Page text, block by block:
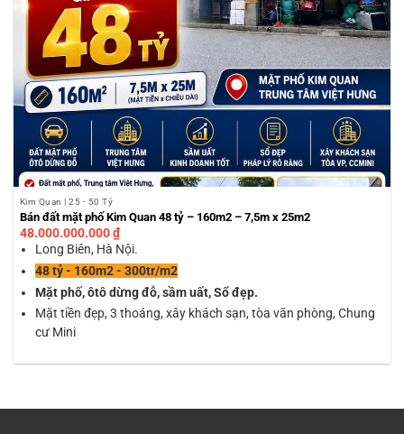
Kim Quan | 25 - 50 Tỷ
Bán đất mặt phố Kim Quan 48 tỷ – 160m2 – 7,5m x 25m2
48.000.000.000₫
Long Biên, Hà Nội.
48 tỷ - 160m2 - 300tr/m2
Mặt phố, ôtô dừng đỗ, sầm uất, Sổ đẹp.
Mặt tiền đẹp, 3 thoáng, xây khách sạn, tòa văn phòng, Chung
cư Mini